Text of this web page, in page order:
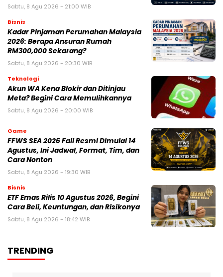
Sabtu, 8 Agu 2026 - 21:00 WIB
Bisnis
Kadar Pinjaman Perumahan Malaysia
2026: Berapa Ansuran Rumah
RM300,000 Sekarang?
Sabtu, 8 Agu 2026 - 20:30 WIB
Teknologi
Akun WA Kena Blokir dan Ditinjau
Meta? Begini Cara Memulihkannya
Sabtu, 8 Agu 2026 - 20:00 WIB
Game
FFWS SEA 2026 Fall Resmi Dimulai 14
Agustus, Ini Jadwal, Format, Tim, dan
Cara Nonton
Sabtu, 8 Agu 2026 - 19:30 WIB
Bisnis
ETF Emas Rilis 10 Agustus 2026, Begini
Cara Beli, Keuntungan, dan Risikonya
Sabtu, 8 Agu 2026 - 18:42 WIB
TRENDING